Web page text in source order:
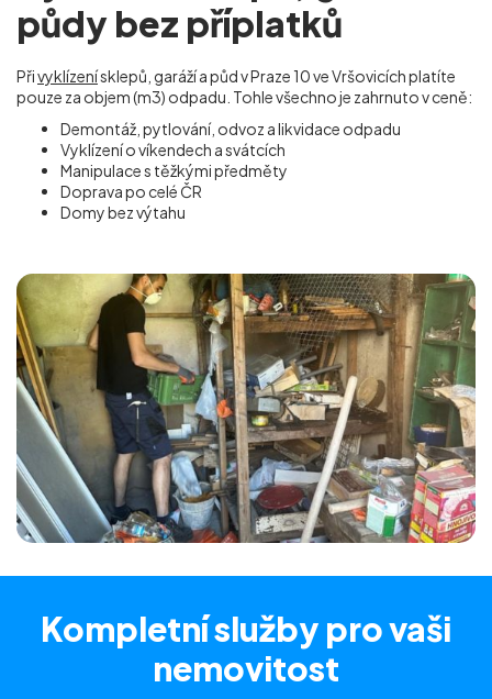
půdy bez příplatků
Přivyklízenísklepů, garáží a půd v Praze 10 ve Vršovicíchplatíte
pouze za objem (m3) odpadu. Tohle všechno je zahrnuto v ceně:
Demontáž, pytlování, odvoz a likvidace odpadu
Vyklízení o víkendech a svátcích
Manipulace s těžkými předměty
Doprava po celé ČR
Domy bez výtahu
Kompletní služby pro vaši
nemovitost